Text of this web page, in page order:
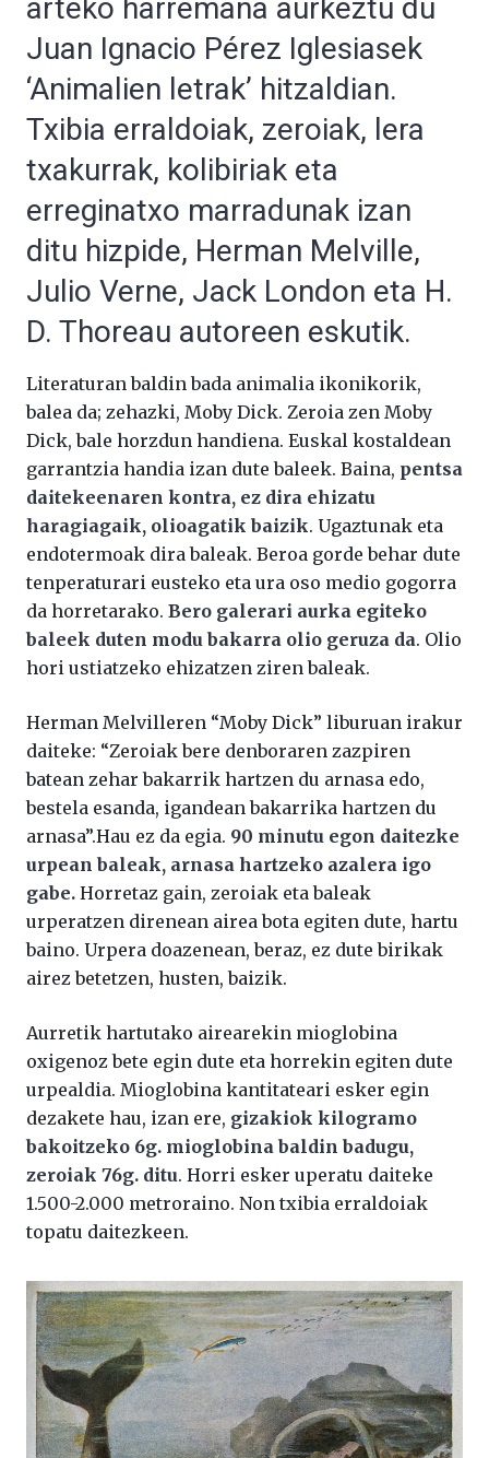
arteko harremana aurkeztu du
Juan Ignacio Pérez Iglesiasek
‘Animalien letrak’ hitzaldian.
Txibia erraldoiak, zeroiak, lera
txakurrak, kolibiriak eta
erreginatxo marradunak izan
ditu hizpide, Herman Melville,
Julio Verne, Jack London eta H.
D. Thoreau autoreen eskutik.
Literaturan baldin bada animalia ikonikorik,
balea da; zehazki, Moby Dick. Zeroia zen Moby
Dick, bale horzdun handiena. Euskal kostaldean
garrantzia handia izan dute baleek. Baina, pentsa
daitekeenaren kontra, ez dira ehizatu
haragiagaik, olioagatik baizik. Ugaztunak eta
endotermoak dira baleak. Beroa gorde behar dute
tenperaturari eusteko eta ura oso medio gogorra
da horretarako. Bero galerari aurka egiteko
baleek duten modu bakarra olio geruza da. Olio
hori ustiatzeko ehizatzen ziren baleak.
Herman Melvilleren “Moby Dick” liburuan irakur
daiteke: “Zeroiak bere denboraren zazpiren
batean zehar bakarrik hartzen du arnasa edo,
bestela esanda, igandean bakarrika hartzen du
arnasa”.Hau ez da egia. 90 minutu egon daitezke
urpean baleak, arnasa hartzeko azalera igo
gabe. Horretaz gain, zeroiak eta baleak
urperatzen direnean airea bota egiten dute, hartu
baino. Urpera doazenean, beraz, ez dute birikak
airez betetzen, husten, baizik.
Aurretik hartutako airearekin mioglobina
oxigenoz bete egin dute eta horrekin egiten dute
urpealdia. Mioglobina kantitateari esker egin
dezakete hau, izan ere, gizakiok kilogramo
bakoitzeko 6g. mioglobina baldin badugu,
zeroiak 76g. ditu. Horri esker uperatu daiteke
1.500-2.000 metroraino. Non txibia erraldoiak
topatu daitezkeen.